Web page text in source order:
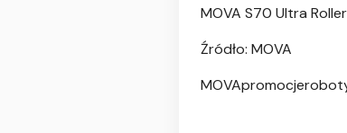
MOVA S70 Ultra
Źródło: MOVA